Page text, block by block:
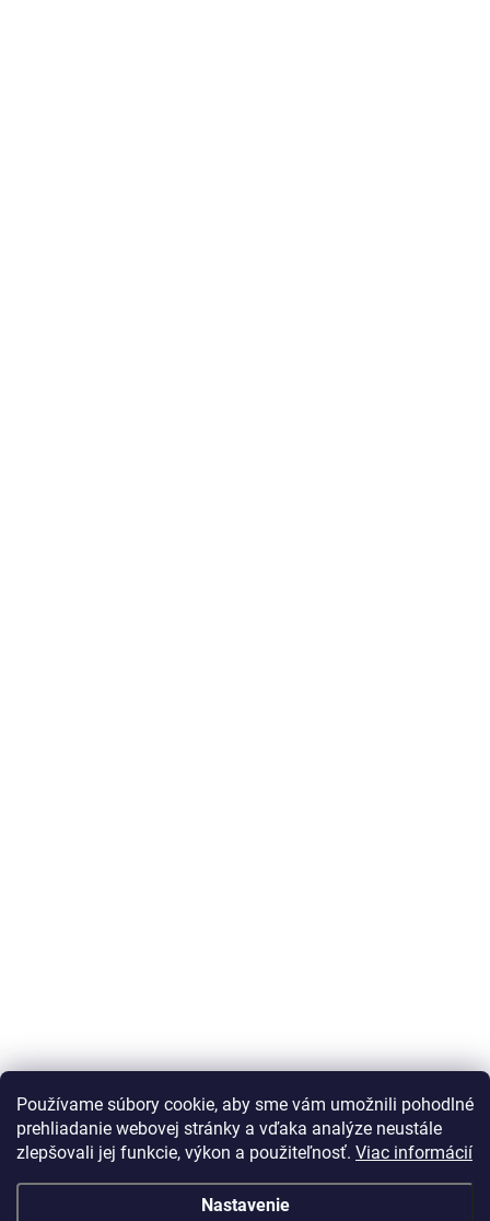
Používame súbory cookie, aby sme vám umožnili pohodlné
prehliadanie webovej stránky a vďaka analýze neustále
zlepšovali jej funkcie, výkon a použiteľnosť. Viac informácií
Nastavenie
Vážený zákazník Info o DOT pneu nepodávame, vek